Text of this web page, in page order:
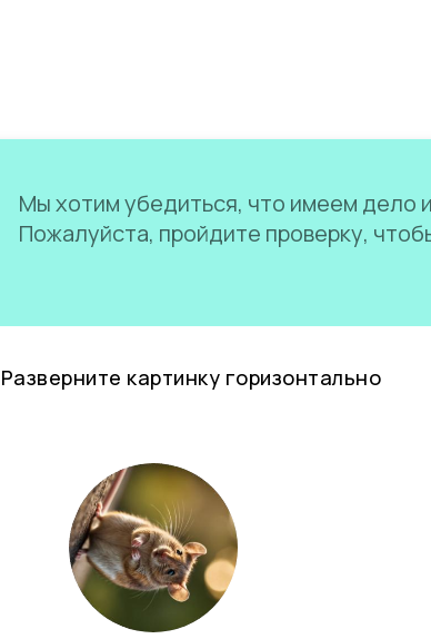
Мы хотим убедиться, что имеем дело
Пожалуйста, пройдите проверку,
Разверните картинку горизонтально